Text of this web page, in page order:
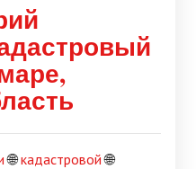
🌐кадастровой🌐